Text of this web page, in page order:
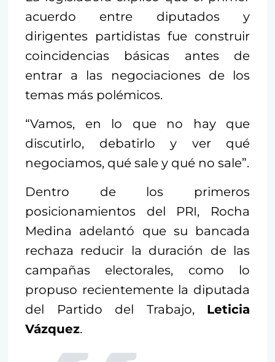
acuerdo entre diputados y
dirigentes partidistas fue construir
coincidencias básicas antes de
entrar a las negociaciones de los
temas más polémicos.
“Vamos, en lo que no hay que
discutirlo, debatirlo y ver qué
negociamos, qué sale y qué no sale”.
Dentro de los primeros
posicionamientos del PRI, Rocha
Medina adelantó que su bancada
rechaza reducir la duración de las
campañas electorales, como lo
propuso recientemente la diputada
del Partido del Trabajo, Leticia
Vázquez.